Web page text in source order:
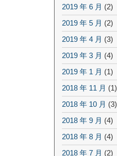
2019 年 6 月 (2)
2019 年 5 月 (2)
2019 年 4 月 (3)
2019 年 3 月 (4)
2019 年 1 月 (1)
2018 年 11 月 (1)
2018 年 10 月 (3)
2018 年 9 月 (4)
2018 年 8 月 (4)
2018 年 7 月 (2)